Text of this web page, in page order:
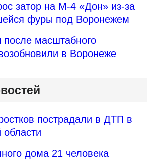
затор на М-4 «Дон» из-за
фуры под Воронежем
масштабного
в Воронеже
пострадали в ДТП в
области
дома 21 человека